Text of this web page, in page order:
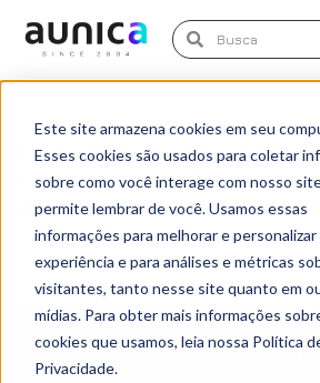
Este site armazena cookies em seu
Esses cookies são usados para coletar
sobre como você interage com nosso
permite lembrar de você. Usamos essas
informações para melhorar e personalizar
experiência e para análises e métricas
visitantes, tanto nesse site quanto em
mídias. Para obter mais informações
cookies que usamos, leia nossa Política
Privacidade.
Data Driven
criar uma cultura
dados